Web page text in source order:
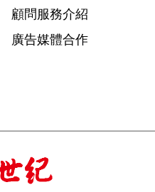
顧問服務介紹
廣告媒體合作